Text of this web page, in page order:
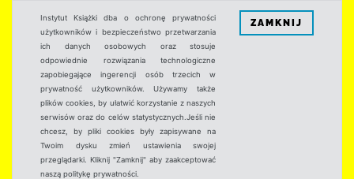
Instytut Książki dba o ochronę prywatności
użytkowników i bezpieczeństwo przetwarzania
ich danych osobowych oraz stosuje
odpowiednie rozwiązania technologiczne
zapobiegające ingerencji osób trzecich w
prywatność użytkowników. Używamy także
plików cookies, by ułatwić korzystanie z naszych
serwisów oraz do celów statystycznych.Jeśli nie
chcesz, by pliki cookies były zapisywane na
Twoim dysku zmień ustawienia swojej
przeglądarki. Kliknij "Zamknij" aby zaakceptować
naszą politykę prywatności.
ZAMKNIJ